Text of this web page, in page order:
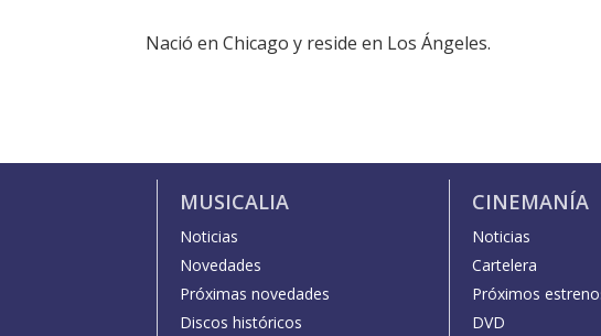
Nació en Chicago y reside en Los Ángeles.
MUSICALIA
Noticias
Novedades
Próximas novedades
Discos históricos
CINEMANÍA
Noticias
Cartelera
Próximos
DVD